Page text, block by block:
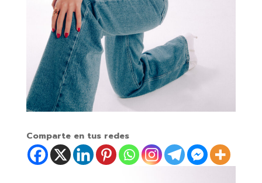
Comparte en tus redes